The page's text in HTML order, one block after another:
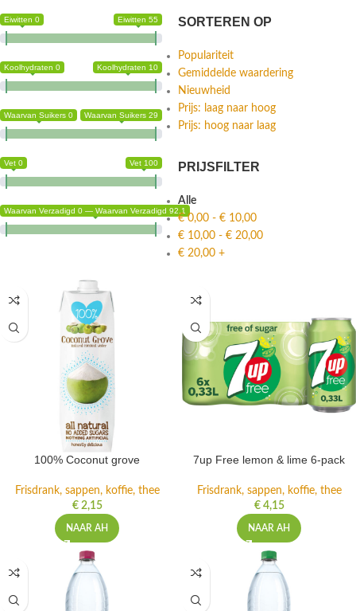
Eiwitten 0 Eiwitten 55
Koolhydraten 0 Koolhydraten 10
Waarvan Suikers 0 Waarvan Suikers 29
Vet 0 Vet 100
Waarvan Verzadigd 0 — Waarvan Verzadigd 92.1
SORTEREN OP
Populariteit
Gemiddelde waardering
Nieuwheid
Prijs: laag naar hoog
Prijs: hoog naar laag
PRIJSFILTER
Alle
€0,00 - € 10,00
€ 10,00 - € 20,00
€ 20,00 +
100% Coconut grove
Frisdrank, sappen, koffie, thee
€2,15
NAAR AH
7up Free lemon & lime 6-pack
Frisdrank, sappen, koffie, thee
€4,15
NAAR AH